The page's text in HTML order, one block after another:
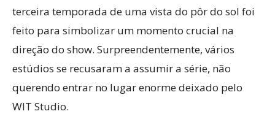
terceira temporada de uma vista do pôr do sol foi
feito para simbolizar um momento crucial na
direção do show. Surpreendentemente, vários
estúdios se recusaram a assumir a série, não
querendo entrar no lugar enorme deixado pelo
WIT Studio.